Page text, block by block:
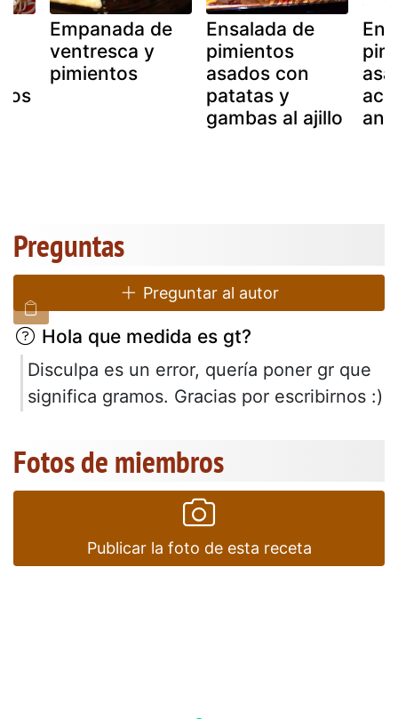
Empanada de
ventresca y
pimientos
Ensalada de
pimientos
asados con
patatas y
gambas al ajillo
Preguntas
Preguntar al autor
Hola que medida es gt?
Disculpa es un error, quería poner gr que
significa gramos. Gracias por escribirnos :)
Fotos de miembros
Publicar la foto de esta receta